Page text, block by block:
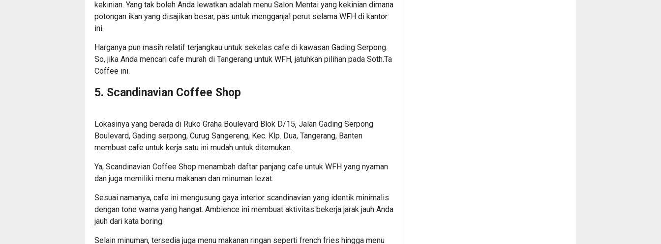
kekinian. Yang tak boleh Anda lewatkan adalah menu Salon Mentai yang kekinian dimana
potongan ikan yang disajikan besar, pas untuk mengganjal perut selama WFH di kantor
ini.
Harganya pun masih relatif terjangkau untuk sekelas cafe di kawasan Gading Serpong.
So, jika Anda mencari cafe murah di Tangerang untuk WFH, jatuhkan pilihan pada Soth.Ta
Coffee ini.
5. Scandinavian Coffee Shop
Lokasinya yang berada di Ruko Graha Boulevard Blok D/15, Jalan Gading Serpong
Boulevard, Gading serpong, Curug Sangereng, Kec. Klp. Dua, Tangerang, Banten
membuat cafe untuk kerja satu ini mudah untuk ditemukan.
Ya, Scandinavian Coffee Shop menambah daftar panjang cafe untuk WFH yang nyaman
dan juga memiliki menu makanan dan minuman lezat.
Sesuai namanya, cafe ini mengusung gaya interior scandinavian yang identik minimalis
dengan tone warna yang hangat. Ambience ini membuat aktivitas bekerja jarak jauh Anda
jauh dari kata boring.
Selain minuman, tersedia juga menu makanan ringan seperti french fries hingga menu